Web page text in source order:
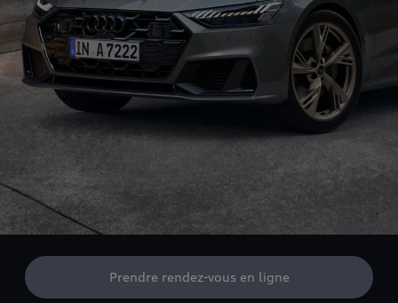
Prendre rendez-vous en ligne